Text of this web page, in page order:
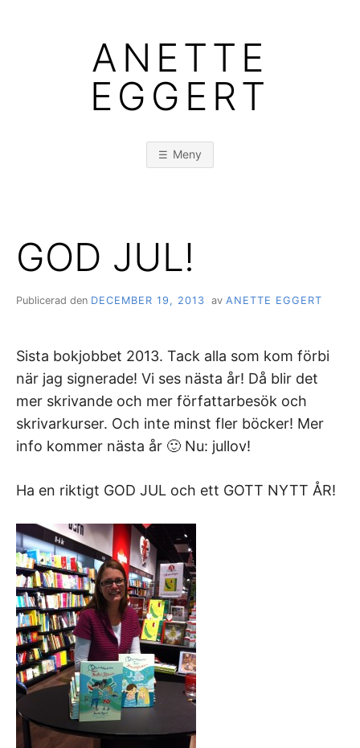
ANETTE
EGGERT
Meny
GOD JUL!
Publicerad den DECEMBER 19, 2013 av ANETTE EGGERT
Sista bokjobbet 2013. Tack alla som kom förbi
när jag signerade! Vi ses nästa år! Då blir det
mer skrivande och mer författarbesök och
skrivarkurser. Och inte minst fler böcker! Mer
info kommer nästa år 🙂 Nu: jullov!
Ha en riktigt GOD JUL och ett GOTT NYTT ÅR!